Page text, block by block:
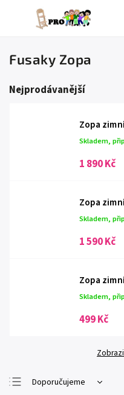
Fusaky Zopa
Nejprodávanější
Zopa
Skladem,
1 890 Kč
Zopa
Skladem,
1 590 Kč
Zopa
Skladem,
499 Kč
Doporučujeme